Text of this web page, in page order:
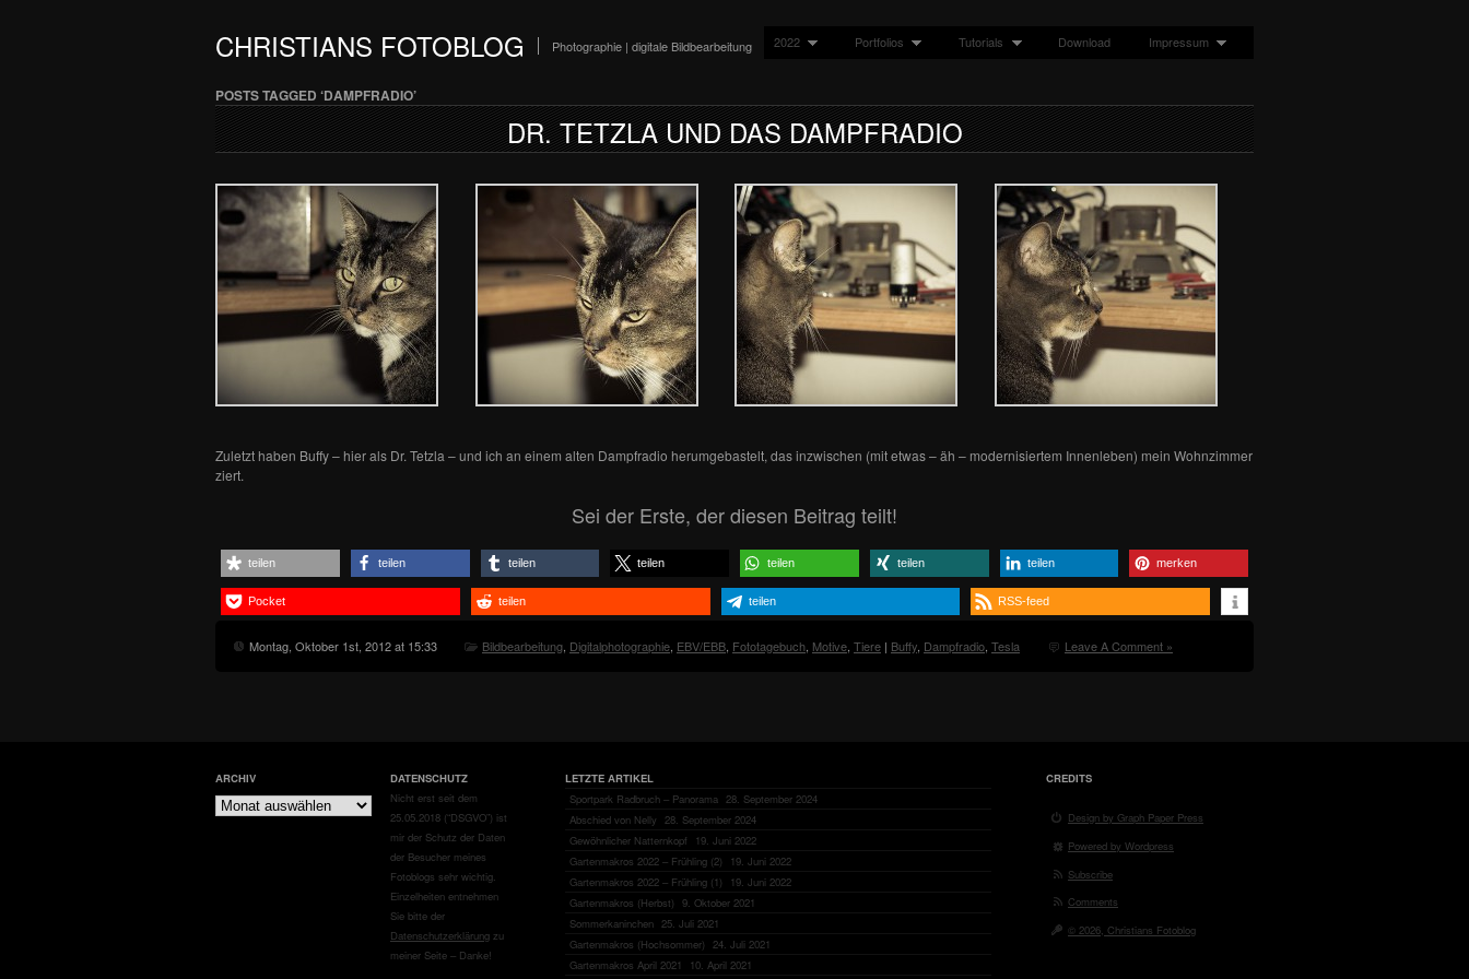
CHRISTIANS FOTOBLOG Photographie | digitale Bildbearbeitung 2022 Portfolios Tutorials Download Impressum
POSTS TAGGED ‘DAMPFRADIO’
DR. TETZLA UND DAS DAMPFRADIO
Zuletzt haben Buffy – hier als Dr. Tetzla – und ich an einem alten Dampfradio herumgebastelt, das inzwischen (mit etwas – äh – modernisiertem Innenleben) mein Wohnzimmer
ziert.
Sei der Erste, der diesen Beitrag teilt!
teilen teilen teilen teilen teilen teilen teilen merken
Pocket teilen teilen RSS-feed
Montag, Oktober 1st, 2012 at 15:33 Bildbearbeitung, Digitalphotographie, EBV/EBB, Fototagebuch, Motive, Tiere | Buffy, Dampfradio, Tesla Leave A Comment »
ARCHIV
Archiv
DATENSCHUTZ
Nicht erst seit dem
25.05.2018 (“DSGVO”) ist
mir der Schutz der Daten
der Besucher meines
Fotoblogs sehr wichtig.
Einzelheiten entnehmen
Sie bitte der
Datenschutzerklärung zu
meiner Seite – Danke!
LETZTE ARTIKEL
Sportpark Radbruch – Panorama 28. September 2024
Abschied von Nelly 28. September 2024
Gewöhnlicher Natternkopf
19. Juni 2022
Gartenmakros 2022 – Frühling (2)
19. Juni 2022
Gartenmakros 2022 – Frühling (1)
19. Juni 2022
Gartenmakros (Herbst) 9. Oktober 2021
Sommerkaninchen 25. Juli 2021
Gartenmakros (Hochsommer) 24. Juli 2021
Gartenmakros April 2021
10. April 2021
CREDITS
Design by Graph Paper Press
Powered by Wordpress
Subscribe
Comments
© 2026, Christians Fotoblog